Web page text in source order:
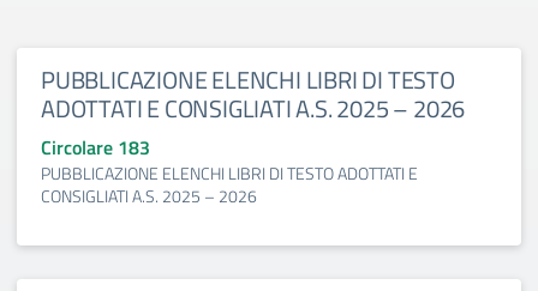
PUBBLICAZIONE ELENCHI LIBRI DI TESTO
ADOTTATI E CONSIGLIATI A.S. 2025 – 2026
Circolare 183
PUBBLICAZIONE ELENCHI LIBRI DI TESTO ADOTTATI E
CONSIGLIATI A.S. 2025 – 2026